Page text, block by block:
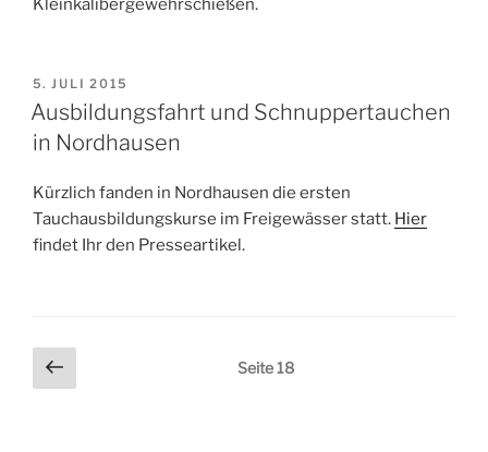
Kleinkalibergewehrschießen.
VERÖFFENTLICHT
AM
5. JULI 2015
Ausbildungsfahrt und Schnuppertauchen
in Nordhausen
Kürzlich fanden in Nordhausen die ersten
Tauchausbildungskurse im Freigewässer statt. Hier
findet Ihr den Presseartikel.
Beitrags-
Navigation
Seite
Seite18